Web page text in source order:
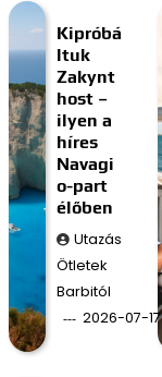
Kipróbá
ltuk
Zakynt
host –
ilyen a
híres
Navagi
o-part
élőben
Utazás
Ötletek
Barbitól
2026-07-17